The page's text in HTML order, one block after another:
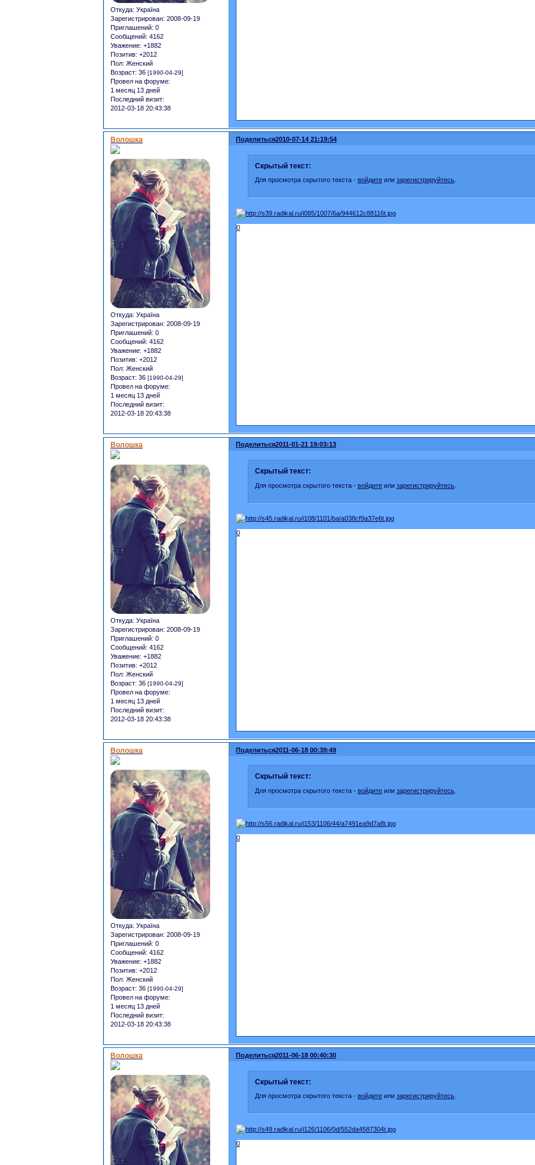
Откуда: Україна
Зарегистрирован: 2008-09-19
Приглашений: 0
Сообщений: 4162
Уважение: +1882
Позитив: +2012
Пол: Женский
Возраст: 36 [1990-04-29]
Провел на форуме:
1 месяц 13 дней
Последний визит:
2012-03-18 20:43:38
Поделиться2010-07-14 21:19:54
Волошка
Откуда: Україна
Зарегистрирован: 2008-09-19
Приглашений: 0
Сообщений: 4162
Уважение: +1882
Позитив: +2012
Пол: Женский
Возраст: 36 [1990-04-29]
Провел на форуме:
1 месяц 13 дней
Последний визит:
2012-03-18 20:43:38
Скрытый текст:
Для просмотра скрытого текста - войдитеили зарегистрируйтесь.
0
Поделиться2011-01-21 19:03:13
Волошка
Откуда: Україна
Зарегистрирован: 2008-09-19
Приглашений: 0
Сообщений: 4162
Уважение: +1882
Позитив: +2012
Пол: Женский
Возраст: 36 [1990-04-29]
Провел на форуме:
1 месяц 13 дней
Последний визит:
2012-03-18 20:43:38
Скрытый текст:
Для просмотра скрытого текста - войдитеили зарегистрируйтесь.
0
Поделиться2011-06-18 00:39:49
Волошка
Откуда: Україна
Зарегистрирован: 2008-09-19
Приглашений: 0
Сообщений: 4162
Уважение: +1882
Позитив: +2012
Пол: Женский
Возраст: 36 [1990-04-29]
Провел на форуме:
1 месяц 13 дней
Последний визит:
2012-03-18 20:43:38
Скрытый текст:
Для просмотра скрытого текста - войдитеили зарегистрируйтесь.
0
Поделиться2011-06-18 00:40:30
Волошка
Скрытый текст:
Для просмотра скрытого текста - войдитеили зарегистрируйтесь.
0